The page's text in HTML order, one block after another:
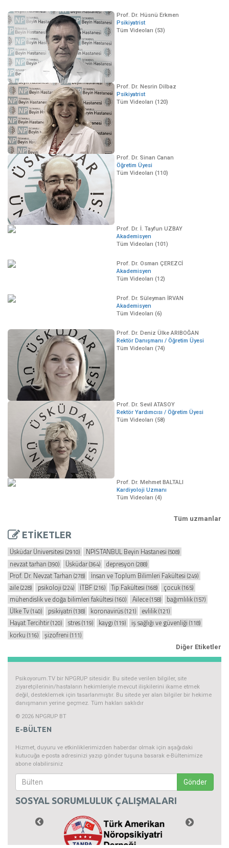
Prof. Dr. Hüsnü Erkmen
Psikiyatrist
Tüm Videoları (53)
Prof. Dr. Nesrin Dilbaz
Psikiyatrist
Tüm Videoları (120)
Prof. Dr. Sinan Canan
Öğretim Üyesi
Tüm Videoları (110)
Prof. Dr. İ. Tayfun UZBAY
Akademisyen
Tüm Videoları (101)
Prof. Dr. Osman ÇEREZCİ
Akademisyen
Tüm Videoları (12)
Prof. Dr. Süleyman İRVAN
Akademisyen
Tüm Videoları (6)
Prof. Dr. Deniz Ülke ARIBOĞAN
Rektör Danışmanı / Öğretim Üyesi
Tüm Videoları (74)
Prof. Dr. Sevil ATASOY
Rektör Yardımcısı / Öğretim Üyesi
Tüm Videoları (58)
Prof. Dr. Mehmet BALTALI
Kardiyoloji Uzmanı
Tüm Videoları (4)
Tüm uzmanlar
ETİKETLER
Üsküdar Üniversitesi(2910) NPİSTANBUL Beyin Hastanesi (508)
nevzat tarhan(390) Üsküdar(364) depresyon (288)
Prof. Dr. Nevzat Tarhan(278) İnsan ve Toplum Bilimleri Fakültesi (249)
aile(228) psikoloji (224) İTBF(216) Tıp Fakültesi(168) çocuk(165)
mühendislik ve doğa bilimleri fakültesi(160) Ailece(158) bağımlılık(157)
Ülke Tv(140) psikiyatri (138) koronavirüs(121) evlilik(121)
Hayat Tercihtir(120) stres(119) kaygı (119) iş sağlığı ve güvenliği(118)
korku(116) şizofreni (111)
Diğer Etiketler
Psikoyorum.TV bir NPGRUP sitesidir. Bu sitede verilen bilgiler, site
ziyaretçilerinin/hastaların hekimleriyle mevcut ilişkilerini ikame etmek
değil, desteklemek için tasarlanmıştır. Bu sitede yer alan bilgiler bir hekime
danışmanın yerine geçmez. Tüm hakları saklıdır
© 2026 NPGRUP BT
E-BÜLTEN
Hizmet, duyuru ve etkinliklerimizden haberdar olmak için aşağıdaki
kutucuğa e-posta adresinizi yazıp gönder tuşuna basarak e-Bültenimize
abone olabilirsiniz
Gönder
SOSYAL SORUMLULUK ÇALIŞMALARI